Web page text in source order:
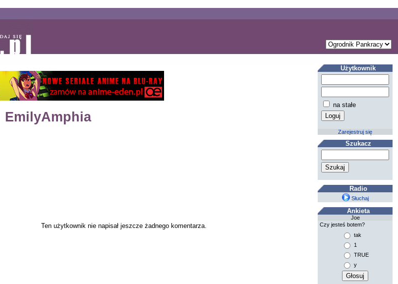
EmilyAmphia
Ten użytkownik nie napisał jeszcze żadnego komentarza.
Użytkownik
na stałe
Zarejestruj się
Szukacz
Radio
Słuchaj
Ankieta
Joe
Czy jesteś botem?
tak
1
TRUE
y